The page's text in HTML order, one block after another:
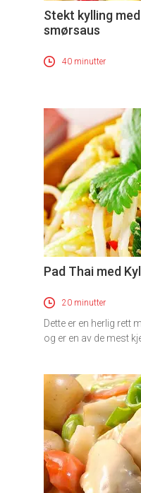
Stekt kylling
smørsaus
40 minutter
Pad Thai med
20 minutter
Dette er en herlig rett
og er en av de mest